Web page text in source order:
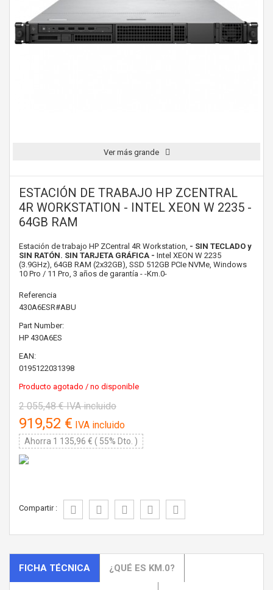
Ver más grande
ESTACIÓN DE TRABAJO HP ZCENTRAL
4R WORKSTATION - INTEL XEON W 2235 -
64GB RAM
Estación de trabajo HP ZCentral 4R Workstation, - SIN TECLADO y
SIN RATÓN. SIN TARJETA GRÁFICA - Intel XEON W 2235
(3.9GHz), 64GB RAM (2x32GB), SSD 512GB PCIe NVMe, Windows
10 Pro / 11 Pro, 3 años de garantía - -Km.0-
Referencia
430A6ESR#ABU
Part Number:
HP 430A6ES
EAN:
0195122031398
Producto agotado / no disponible
2 055,48 €IVA incluido
919,52 € IVA incluido
Ahorra 1 135,96 € ( 55% Dto. )
Compartir :
FICHA TÉCNICA ¿QUÉ ES KM.0?